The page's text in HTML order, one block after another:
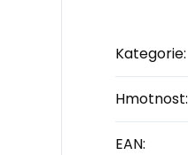
Kategorie:
Hmotnost:
EAN: